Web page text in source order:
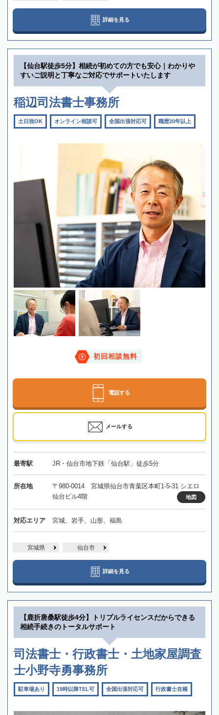
詳細を見る
【仙台駅徒歩5分】相続が初めての方でも安心｜わかりや
すいご説明と丁寧なご対応でサポートいたします
稲辺司法書士事務所
土日祝OK オンライン相談可 全国出張対応可 職歴20年以上
初回相談無料
電話する
メールする
最寄駅 JR・仙台市地下鉄「仙台駅」徒歩5分
所在地
〒980-0014 宮城県仙台市青葉区本町1-5-31 シエロ
仙台ビル4階
地図
対応エリア 宮城、岩手、山形、福島
宮城県 仙台市
詳細を見る
【鹿折唐桑駅徒歩4分】トリプルライセンスだからできる
相続手続きのトータルサポート
司法書士・行政書士・土地家屋調査
士小野寺勇事務所
駐車場あり 19時以降TEL可 全国出張対応可 行政書士在籍